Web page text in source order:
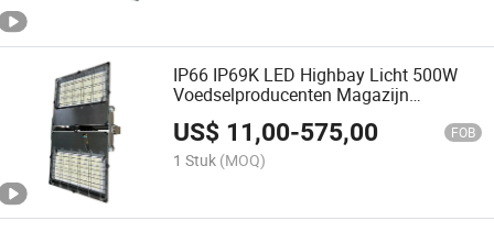
IP66 IP69K LED Highbay Licht 500W
Voedselproducenten Magazijn
Industrieel Binnen Buiten Flood Lights
100-277V 75000 Lumen
US$ 11,00-575,00 FOB
1 Stuk (MOQ)